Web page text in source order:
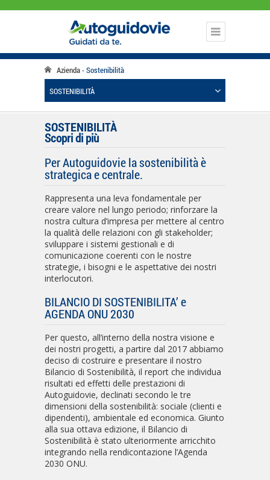
Azienda Sostenibilità
SOSTENIBILITÀ
SOSTENIBILITÀ
Scopri di più
Per Autoguidovie la sostenibilità è
strategica e centrale.
Rappresenta una leva fondamentale per
creare valore nel lungo periodo; rinforzare la
nostra cultura d’impresa per mettere al centro
la qualità delle relazioni con gli stakeholder;
sviluppare i sistemi gestionali e di
comunicazione coerenti con le nostre
strategie, i bisogni e le aspettative dei nostri
interlocutori.
BILANCIO DI SOSTENIBILITA’ e
AGENDA ONU 2030
Per questo, all’interno della nostra visione e
dei nostri progetti, a partire dal 2017 abbiamo
deciso di costruire e presentare il nostro
Bilancio di Sostenibilità, il report che individua
risultati ed effetti delle prestazioni di
Autoguidovie, declinati secondo le tre
dimensioni della sostenibilità: sociale (clienti e
dipendenti), ambientale ed economica. Giunto
alla sua ottava edizione, il Bilancio di
Sostenibilità è stato ulteriormente arricchito
integrando nella rendicontazione l’Agenda
2030 ONU.